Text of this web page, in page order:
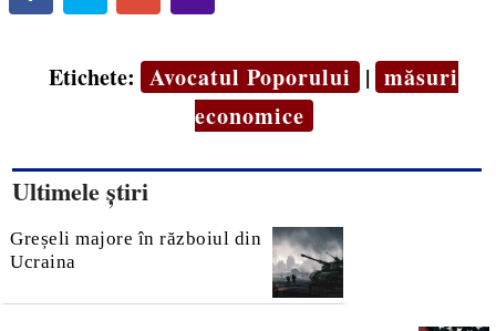
Etichete: Avocatul Poporului | măsuri
economice
Ultimele știri
Greșeli majore în războiul din
Ucraina